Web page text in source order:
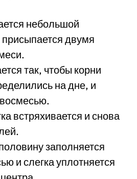
небольшой
двумя
так, чтобы корни
на дне, и
встряхивается и снова
заполняется
и слегка уплотняется